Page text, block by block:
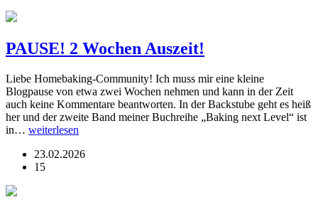
PAUSE! 2 Wochen Auszeit!
Liebe Homebaking-Community! Ich muss mir eine kleine
Blogpause von etwa zwei Wochen nehmen und kann in der Zeit
auch keine Kommentare beantworten. In der Backstube geht es heiß
her und der zweite Band meiner Buchreihe „Baking next Level“ ist
in… weiterlesen
23.02.2026
15